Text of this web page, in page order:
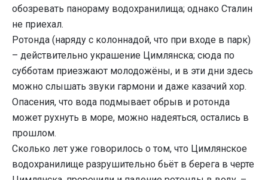
обозревать панораму водохранилища; однако Сталин
не приехал.
Ротонда (наряду с колоннадой, что при входе в парк)
– действительно украшение Цимлянска; сюда по
субботам приезжают молодожёны, и в эти дни здесь
можно слышать звуки гармони и даже казачий хор.
Опасения, что вода подмывает обрыв и ротонда
может рухнуть в море, можно надеяться, остались в
прошлом.
Сколько лет уже говорилось о том, что Цимлянское
водохранилище разрушительно бьёт в берега в черте